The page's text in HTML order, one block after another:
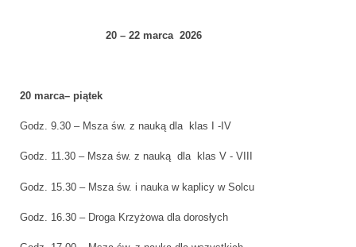
20 – 22 marca 2026
20 marca– piątek
Godz. 9.30 – Msza św. z nauką dla klas I -IV
Godz. 11.30 – Msza św. z nauką dla klas V - VIII
Godz. 15.30 – Msza św. i nauka w kaplicy w Solcu
Godz. 16.30 – Droga Krzyżowa dla dorosłych